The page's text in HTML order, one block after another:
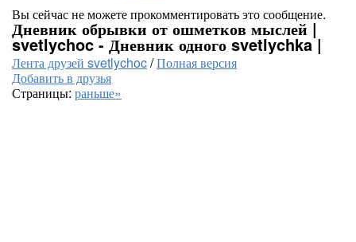
Вы сейчас не можете прокомментировать это сообщение.
Дневник обрывки от ошметков мыслей |
svetlychoc - Дневник одного svetlychka |
Лента друзей svetlychoc/Полная версия
Добавить в друзья
Страницы: раньше»